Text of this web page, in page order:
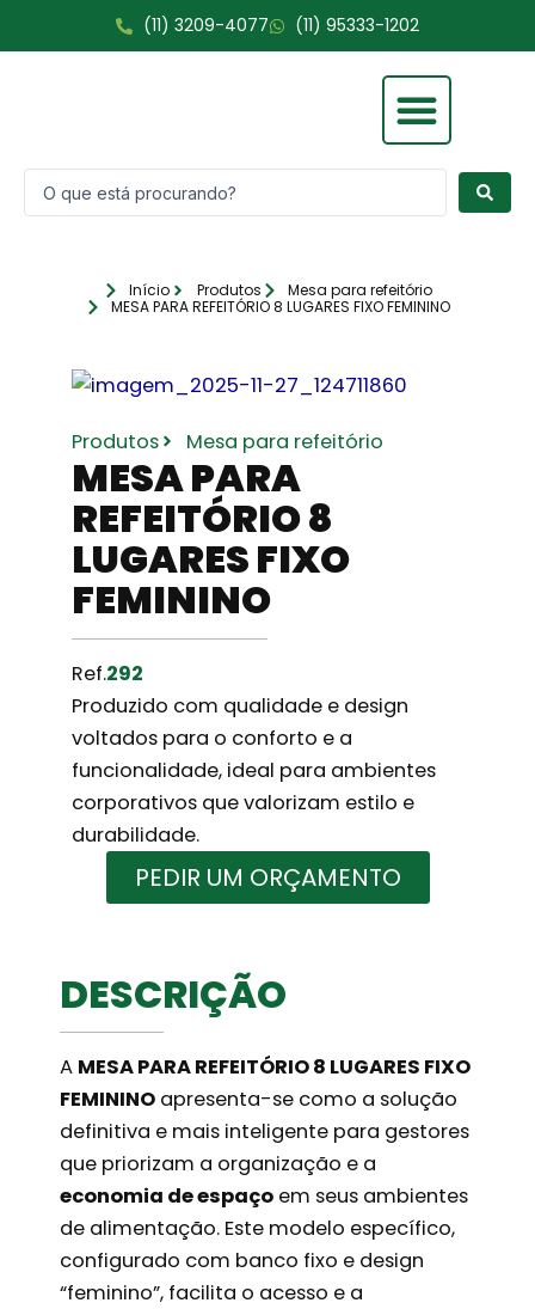
para
(11) 3209-4077 (11) 95333-1202
Início Produtos
Mesa para refeitório
MESA PARA REFEITÓRIO 8 LUGARES FIXO FEMININO
Produtos Mesa para refeitório
MESA PARA
REFEITÓRIO 8
LUGARES FIXO
FEMININO
Ref.292
Produzido com qualidade e design
voltados para o conforto e a
funcionalidade, ideal para ambientes
corporativos que valorizam estilo e
durabilidade.
PEDIR UM ORÇAMENTO
DESCRIÇÃO
A MESA PARA REFEITÓRIO 8 LUGARES FIXO
FEMININO apresenta-se como a solução
definitiva e mais inteligente para gestores
que priorizam a organização e a
economia de espaço em seus ambientes
de alimentação. Este modelo específico,
configurado com banco fixo e design
“feminino”, facilita o acesso e a